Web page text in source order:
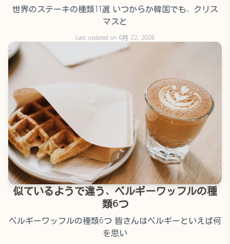
世界のステーキの種類11選 いつからか韓国でも、クリス
マスと
Last updated on 6月 22, 2026
似ているようで違う、ベルギーワッフルの種
類6つ
ベルギーワッフルの種類6つ 皆さんはベルギーといえば何
を思い